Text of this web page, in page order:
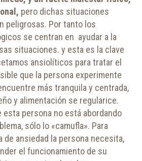
pero dichas situaciones
peligrosas. Por tanto los
se centran en ayudar a la
situaciones. y esta es la clave
ansiolíticos para tratar el
que la persona experimente
más tranquila y centrada,
y alimentación se regularice.
esta persona no está abordando
sólo lo «camufla». Para
de ansiedad la persona necesita,
el funcionamiento de su